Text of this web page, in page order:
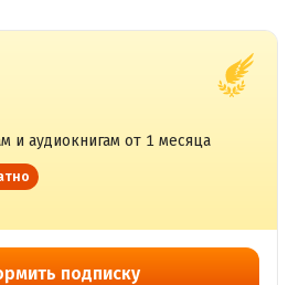
и аудиокнигам от 1 месяца
подписку